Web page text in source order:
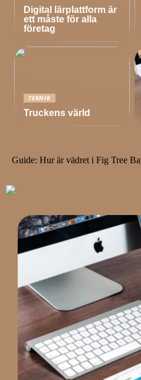
Digital lärplattform är
ett måste för alla
företag
TEKNIK
Truckens värld
Guide: Hur är vädret i Fig Tree